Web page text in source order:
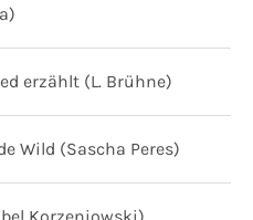
erzählt (L. Brühne)
Wild (Sascha Peres)
Korzeniowski)